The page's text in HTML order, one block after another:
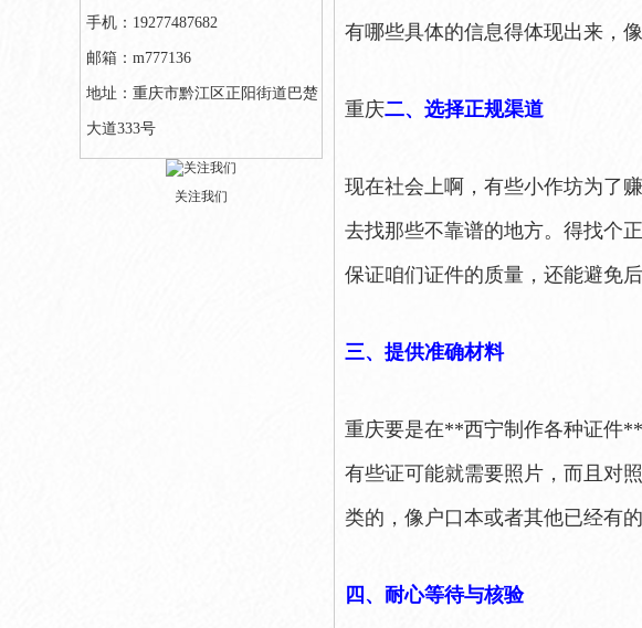
手机：19277487682
邮箱：m777136
地址：重庆市黔江区正阳街道巴楚
大道333号
关注我们
有哪些具体的信息得体现出来，
重庆二、选择正规渠道
现在社会上啊，有些小作坊为了
去找那些不靠谱的地方。得找个
保证咱们证件的质量，还能避免
三、提供准确材料
重庆要是在**西宁制作各种证件
有些证可能就需要照片，而且对
类的，像户口本或者其他已经有
四、耐心等待与核验